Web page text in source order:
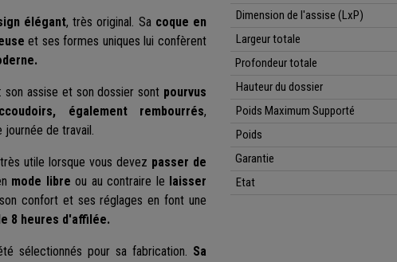
élégant, très original. Sa coque en
et ses formes uniques lui confèrent
assise et son dossier sont pourvus
également rembourrés,
journée de travail.
utile lorsque vous devez passer de
mode libre ou au contraire le laisser
confort et ses réglages en font une
8 heures d'affilée.
sélectionnés pour sa fabrication. Sa
Dimension de l'assise (LxP)
Largeur totale
Profondeur totale
Hauteur du dossier
Poids Maximum Supporté
Poids
Garantie
Etat